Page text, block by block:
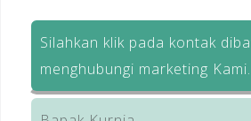
Silahkan klik pada kontak
menghubungi marketing Kami.